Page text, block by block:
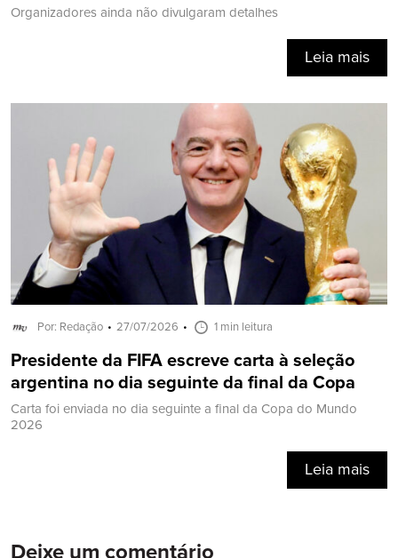
Organizadores ainda não divulgaram detalhes
Leia mais
Por: Redação 27/07/2026 1 min leitura
Presidente da FIFA escreve carta à seleção
argentina no dia seguinte da final da Copa
Carta foi enviada no dia seguinte a final da Copa do Mundo
2026
Leia mais
Deixe um comentário